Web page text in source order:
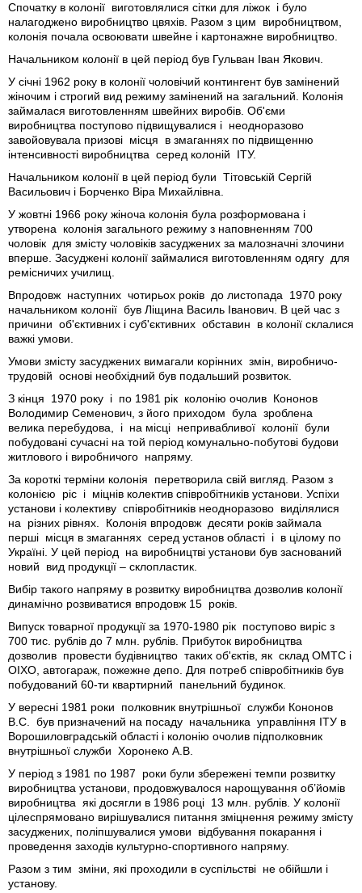
Спочатку в колонії виготовлялися сітки для ліжок і було
налагоджено виробництво цвяхів. Разом з цим виробництвом,
колонія почала освоювати швейне і картонажне виробництво.
Начальником колонії в цей період був Гульван Іван Якович.
У січні 1962 року в колонії чоловічий контингент був замінений
жіночим і строгий вид режиму замінений на загальний. Колонія
займалася виготовленням швейних виробів. Об'єми
виробництва поступово підвищувалися і неодноразово
завойовувала призові місця в змаганнях по підвищенню
інтенсивності виробництва серед колоній ІТУ.
Начальником колонії в цей період були Тітовській Сергій
Васильович і Борченко Віра Михайлівна.
У жовтні 1966 року жіноча колонія була розформована і
утворена колонія загального режиму з наповненням 700
чоловік для змісту чоловіків засуджених за малозначні злочини
вперше. Засуджені колонії займалися виготовленням одягу для
ремісничих училищ.
Впродовж наступних чотирьох років до листопада 1970 року
начальником колонії був Ліщина Василь Іванович. В цей час з
причини об'єктивних і суб'єктивних обставин в колонії склалися
важкі умови.
Умови змісту засуджених вимагали корінних змін, виробничо-
трудовій основі необхідний був подальший розвиток.
З кінця 1970 року і по 1981 рік колонію очолив Кононов
Володимир Семенович, з його приходом була зроблена
велика перебудова, і на місці непривабливої колонії були
побудовані сучасні на той період комунально-побутові будови
житлового і виробничого напряму.
За короткі терміни колонія перетворила свій вигляд. Разом з
колонією ріс і міцнів колектив співробітників установи. Успіхи
установи і колективу співробітників неодноразово виділялися
на різних рівнях. Колонія впродовж десяти років займала
перші місця в змаганнях серед установ області і в цілому по
Україні. У цей період на виробництві установи був заснований
новий вид продукції – склопластик.
Вибір такого напряму в розвитку виробництва дозволив колонії
динамічно розвиватися впродовж 15 років.
Випуск товарної продукції за 1970-1980 рік поступово виріс з
700 тис. рублів до 7 млн. рублів. Прибуток виробництва
дозволив провести будівництво таких об'єктів, як склад ОМТС і
ОІХО, автогараж, пожежне депо. Для потреб співробітників був
побудований 60-ти квартирний панельний будинок.
У вересні 1981 роки полковник внутрішньої служби Кононов
В.С. був призначений на посаду начальника управління ІТУ в
Ворошиловградській області і колонію очолив підполковник
внутрішньої служби Хоронеко А.В.
У період з 1981 по 1987 роки були збережені темпи розвитку
виробництва установи, продовжувалося нарощування об’йомів
виробництва які досягли в 1986 році 13 млн. рублів. У колонії
цілеспрямовано вирішувалися питання зміцнення режиму змісту
засуджених, поліпшувалися умови відбування покарання і
проведення заходів культурно-спортивного напряму.
Разом з тим зміни, які проходили в суспільстві не обійшли і
установу.